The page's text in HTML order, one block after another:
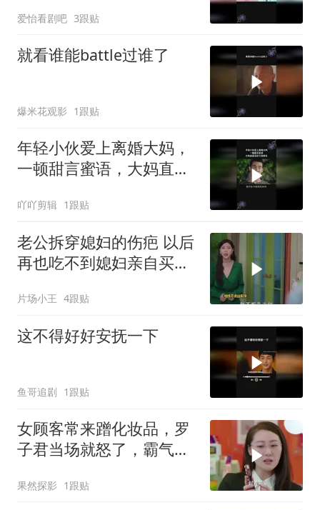
爱怡看剧吧 3跟贴
就看谁能battle过谁了
爆米花观影 1跟贴
年轻小伙爱上离婚大妈，
一顿甜言蜜语，大妈直接
吖吖剪辑 1跟贴
老公拆穿媳妇的伤疤 以后
再也吃不到媳妇亲自买的
片场小王 4跟贴
这不得好好安抚一下
鱼哥追剧 1跟贴
女顾客常来蹭化妆品，罗
子君当场就怒了，霸气回
果然探影 1跟贴